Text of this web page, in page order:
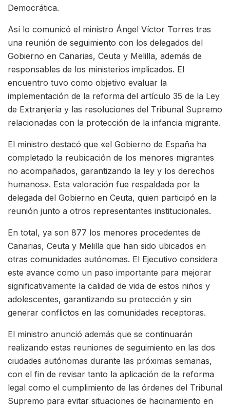
Democrática.
Así lo comunicó el ministro Ángel Víctor Torres tras
una reunión de seguimiento con los delegados del
Gobierno en Canarias, Ceuta y Melilla, además de
responsables de los ministerios implicados. El
encuentro tuvo como objetivo evaluar la
implementación de la reforma del artículo 35 de la Ley
de Extranjería y las resoluciones del Tribunal Supremo
relacionadas con la protección de la infancia migrante.
El ministro destacó que «el Gobierno de España ha
completado la reubicación de los menores migrantes
no acompañados, garantizando la ley y los derechos
humanos». Esta valoración fue respaldada por la
delegada del Gobierno en Ceuta, quien participó en la
reunión junto a otros representantes institucionales.
En total, ya son 877 los menores procedentes de
Canarias, Ceuta y Melilla que han sido ubicados en
otras comunidades autónomas. El Ejecutivo considera
este avance como un paso importante para mejorar
significativamente la calidad de vida de estos niños y
adolescentes, garantizando su protección y sin
generar conflictos en las comunidades receptoras.
El ministro anunció además que se continuarán
realizando estas reuniones de seguimiento en las dos
ciudades autónomas durante las próximas semanas,
con el fin de revisar tanto la aplicación de la reforma
legal como el cumplimiento de las órdenes del Tribunal
Supremo para evitar situaciones de hacinamiento en